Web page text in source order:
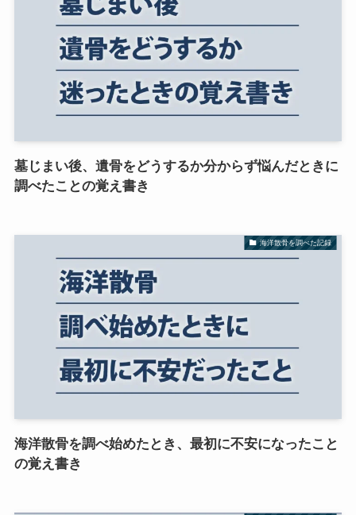
墓じまい後、遺骨をどうするか分からず悩んだときに
調べたことの覚え書き
海洋散骨を調べた記録
海洋散骨を調べ始めたとき、最初に不安になったこと
の覚え書き